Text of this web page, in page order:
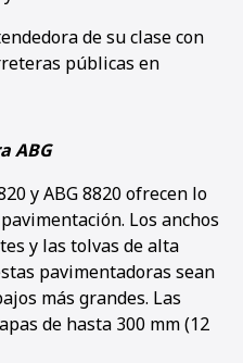
de su clase con
públicas en
ABG
y ABG 8820 ofrecen lo
Los anchos
y las tolvas de alta
pavimentadoras sean
más grandes. Las
de hasta 300 mm (12